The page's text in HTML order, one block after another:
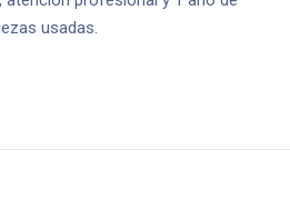
usadas.